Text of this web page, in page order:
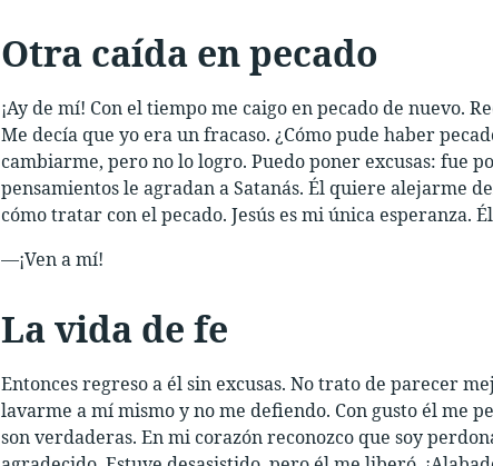
Otra caída en pecado
¡Ay de mí! Con el tiempo me caigo en pecado de nuevo.
Me decía que yo era un fracaso. ¿Cómo pude haber
cambiarme, pero no lo logro. Puedo poner excusas: fue
pensamientos le agradan a Satanás. Él quiere alejarme
cómo tratar con el pecado. Jesús es mi única esperanza.
—¡Ven a mí!
La vida de fe
Entonces regreso a él sin excusas. No trato de parecer
lavarme a mí mismo y no me defiendo. Con gusto él me
son verdaderas. En mi corazón reconozco que soy